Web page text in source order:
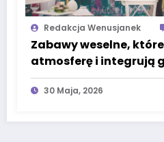
Redakcja Wenusjanek
Zabawy weselne,
atmosferę i integrują
30 Maja, 2026